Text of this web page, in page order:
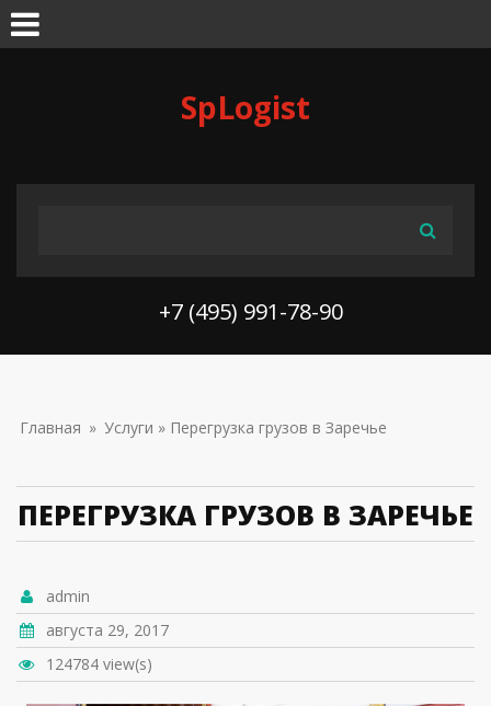
SpLogist
+7 (495) 991-78-90
ВЫ ЗДЕСЬ
Главная » Услуги » Перегрузка грузов в Заречье
ПЕРЕГРУЗКА ГРУЗОВ В ЗАРЕЧЬЕ
admin
августа 29, 2017
124784 view(s)